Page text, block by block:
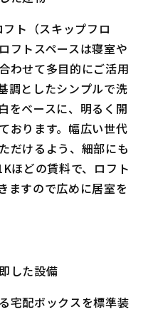
ト（スキップフロ
フトスペースは寝室や
わせて多目的にご活用
調としたシンプルで洗
をベースに、明るく開
おります。幅広い世代
だけるよう、細部にも
ほどの賃料で、ロフト
ますので広めに居室を
した設備
宅配ボックスを標準装